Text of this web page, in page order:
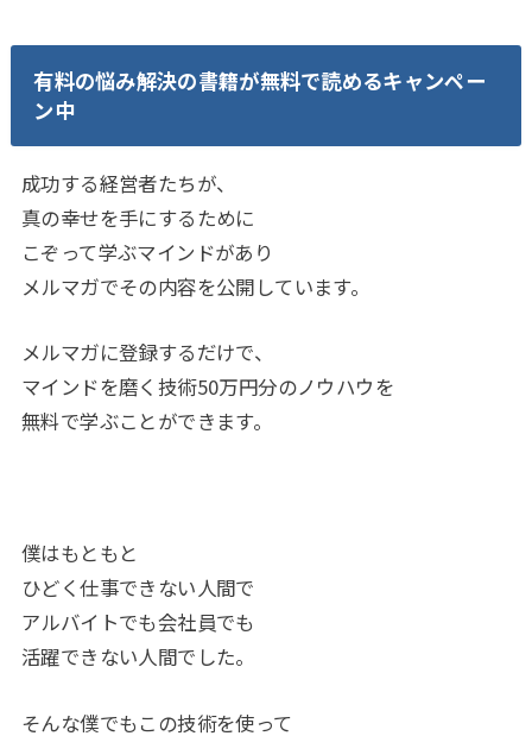
有料の悩み解決の書籍が無料で読めるキャンペー
ン中
成功する経営者たちが、
真の幸せを手にするために
こぞって学ぶマインドがあり
メルマガでその内容を公開しています。
メルマガに登録するだけで、
マインドを磨く技術50万円分のノウハウを
無料で学ぶことができます。
僕はもともと
ひどく仕事できない人間で
アルバイトでも会社員でも
活躍できない人間でした。
そんな僕でもこの技術を使って